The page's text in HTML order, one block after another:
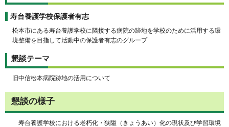
寿台養護学校保護者有志
松本市にある寿台養護学校に隣接する病院の跡地を学校のために活用する環
境整備を目指して活動中の保護者有志のグループ
懇談テーマ
旧中信松本病院跡地の活用について
懇談の様子
寿台養護学校における老朽化・狭隘（きょうあい）化の現状及び学習環境